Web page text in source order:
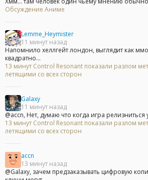
Обсуждение Аниме
Lemme_Heymister
11 минут назад
Напомнило хеллгейт лондон, выглядит как
квадратно...
13 минут Control Resonant показали разлом
летящими со всех сторон
Galaxy
11 минут назад
@accn, Нет, думаю что когда игра
13 минут Control Resonant показали разлом
летящими со всех сторон
accn
13 минут назад
@Galaxy, зачем предзаказывать цифровую